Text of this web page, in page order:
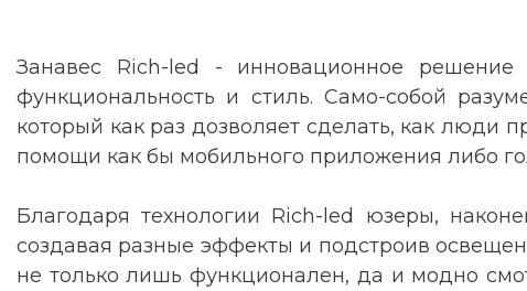
Занавес Rich-led - инновационное
функциональность и стиль. Само-собой
который как раз дозволяет сделать, как
помощи как бы мобильного приложения либо
Благодаря технологии Rich-led юзеры,
создавая разные эффекты и подстроив
не только лишь функционален, да и модно